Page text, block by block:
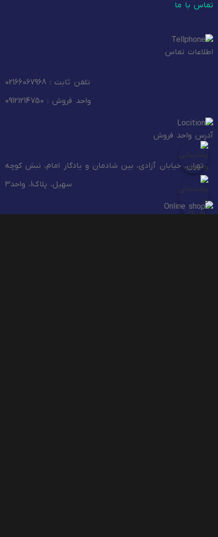
تماس با ما
اطلاعات تماس
تلفن ثابت : 02166067968
واحد فروش : 09121214750
آدرس واحد فروش
تهران، خیابان آزادی، بین شادمان و یادگار امام، نبش کوچه
سهیل، پلاک1، واحد3